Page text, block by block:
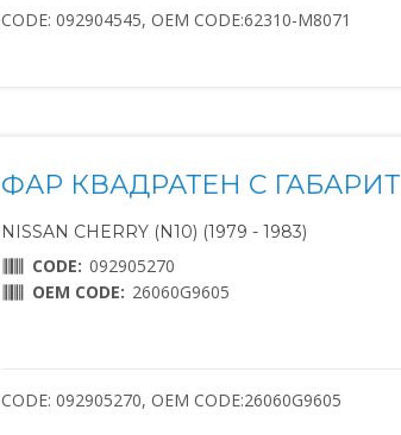
CODE: 092904545, OEM CODE:62310-M8071
ФАР КВАДРАТЕН С ГАБАРИТ
NISSAN CHERRY (N10) (1979 - 1983)
CODE: 092905270
OEM CODE: 26060G9605
CODE: 092905270, OEM CODE:26060G9605